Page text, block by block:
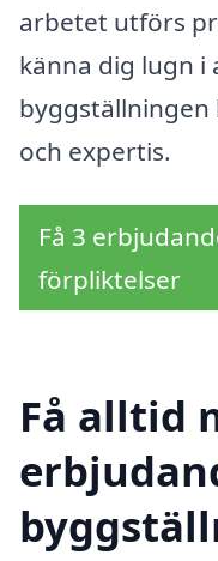
arbetet utförs
känna dig lugn
byggställningen
och expertis.
Få 3
förpliktelser
Få alltid